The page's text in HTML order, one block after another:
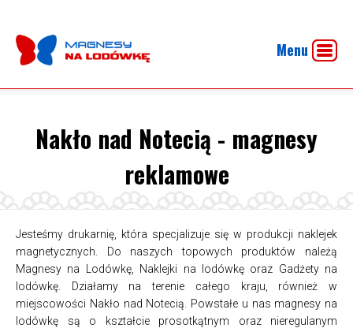
Menu
Nakło nad Notecią - magnesy
reklamowe
Jesteśmy drukarnię, która specjalizuje się w produkcji naklejek
magnetycznych. Do naszych topowych produktów należą
Magnesy na Lodówkę, Naklejki na lodówkę oraz Gadżety na
lodówkę. Działamy na terenie całego kraju, również w
miejscowości Nakło nad Notecią. Powstałe u nas magnesy na
lodówkę są o kształcie prosotkątnym oraz nieregulanym